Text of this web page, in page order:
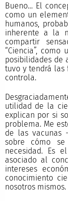
Bueno… El
como un
humanos,
inherente a la
compartir
“Ciencia”,
posibilidades de
tuvo y tendrá
controla.
utilidad de la
explican por si
problema. Me
de las vacunas
sobre cómo
necesidad. Es
asociado al
intereses
conocimiento
nosotros mismos.